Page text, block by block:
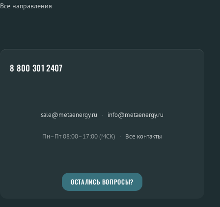
Все направления
8 800 301 2407
sale@metaenergy.ru · info@metaenergy.ru
Пн–Пт 08:00–17:00 (МСК) · Все контакты
ОСТАЛИСЬ ВОПРОСЫ?